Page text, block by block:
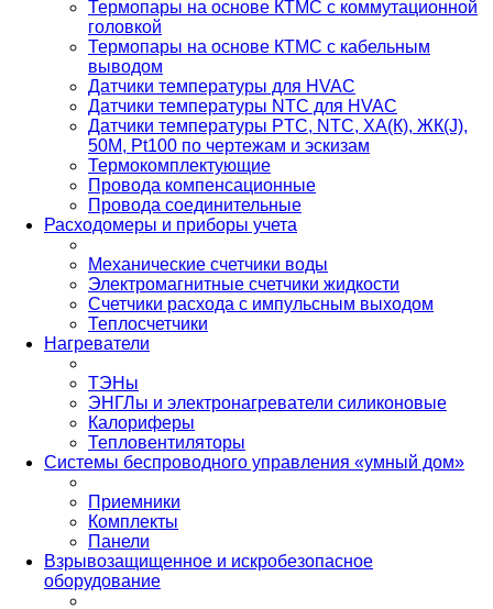
Термопары на основе КТМС с коммутационной
головкой
Термопары на основе КТМС с кабельным
выводом
Датчики температуры для HVAC
Датчики температуры NTC для HVAC
Датчики температуры PTС, NTC, ХА(К), ЖК(J),
50М, Pt100 по чертежам и эскизам
Термокомплектующие
Провода компенсационные
Провода соединительные
Расходомеры и приборы учета
Механические счетчики воды
Электромагнитные счетчики жидкости
Счетчики расхода с импульсным выходом
Теплосчетчики
Нагреватели
ТЭНы
ЭНГЛы и электронагреватели силиконовые
Калориферы
Тепловентиляторы
Системы беспроводного управления «умный дом»
Приемники
Комплекты
Панели
Взрывозащищенное и искробезопасное
оборудование